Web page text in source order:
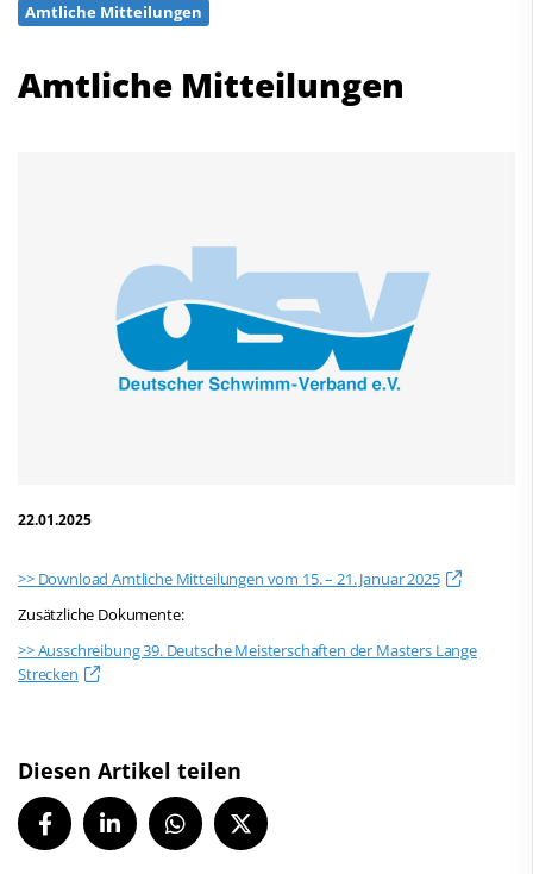
Amtliche Mitteilungen
Amtliche Mitteilungen
22.01.2025
>> Download Amtliche Mitteilungen vom 15. – 21. Januar 2025
Zusätzliche Dokumente:
>> Ausschreibung 39. Deutsche Meisterschaften der Masters Lange
Strecken
Diesen Artikel teilen
Schwimmen
Wasserspringen
Deutscher Schwimm-Verband e.V.
Korbacher Straße 93
D-34132 Kassel
Fax: +49 561 94083-15